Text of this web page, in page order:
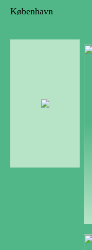
København